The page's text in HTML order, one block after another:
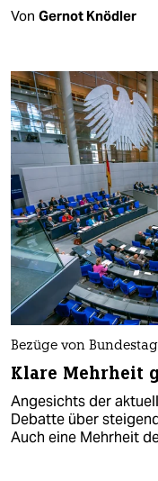
Von Gernot Knödler
Bezüge von
Klare Mehrheit
Angesichts der
Debatte über
Auch eine Mehrheit